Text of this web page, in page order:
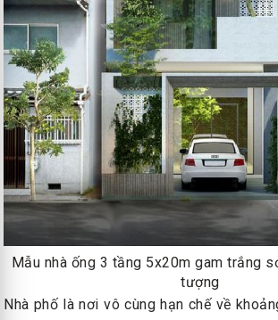
Mẫu nhà ống 3 tầng 5x20m gam trắng
tượng
Nhà phố là nơi vô cùng hạn chế về